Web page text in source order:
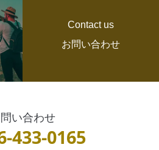
Contact us
お問い合わせ
い合わせ
433-0165